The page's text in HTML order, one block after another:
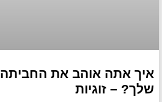
איך אתה אוהב את החביתה
שלך? – זוגיות